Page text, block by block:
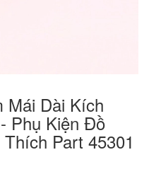
Mái Dài Kích
Phụ Kiện Đồ
Part 45301